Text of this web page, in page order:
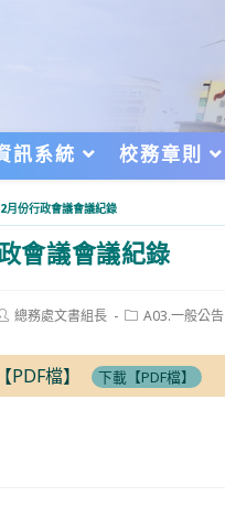
訊系統 校務章則
月份行政會議會議紀錄
會議會議紀錄
總務處文書組長
PostA03.一般公告
檔】 下載【PDF檔】